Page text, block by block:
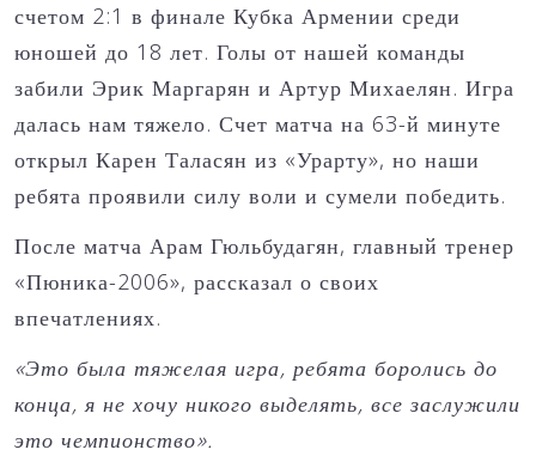
счетом 2:1 в финале Кубка Армении среди
юношей до 18 лет. Голы от нашей команды
забили Эрик Маргарян и Артур Михаелян. Игра
далась нам тяжело. Счет матча на 63-й минуте
открыл Карен Таласян из «Урарту», но наши
ребята проявили силу воли и сумели победить.
После матча Арам Гюльбудагян, главный тренер
«Пюника-2006», рассказал о своих
впечатлениях.
«Это была тяжелая игра, ребята боролись до
конца, я не хочу никого выделять, все заслужили
это чемпионство».